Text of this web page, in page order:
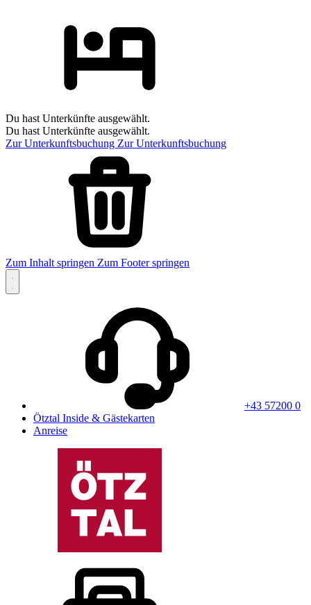
Du hast Unterkünfte ausgewählt.
Du hast Unterkünfte ausgewählt.
Zur Unterkunftsbuchung Zur Unterkunftsbuchung
Zum Inhalt springen Zum Footer springen
+43 57200 0
Ötztal Inside & Gästekarten
Anreise